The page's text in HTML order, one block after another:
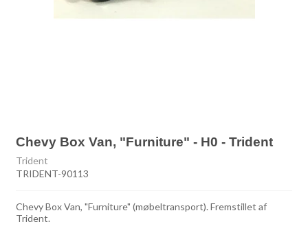
Chevy Box Van, "Furniture" - H0 - Trident
Trident
TRIDENT-90113
Chevy Box Van, "Furniture" (møbeltransport). Fremstillet af
Trident.